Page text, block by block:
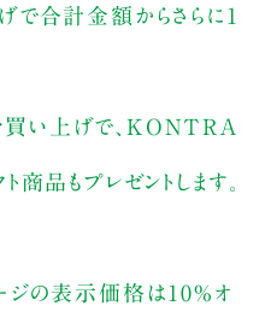
で合計金額からさらに1
い上げで、KONTRA
品もプレゼントします。
の表示価格は10%オ